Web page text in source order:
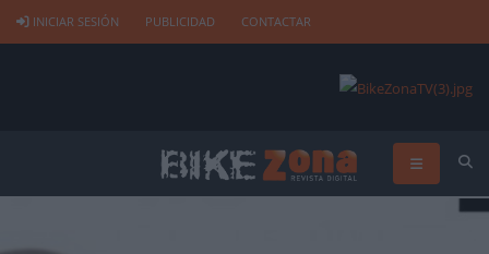
INICIAR SESIÓN PUBLICIDAD CONTACTAR